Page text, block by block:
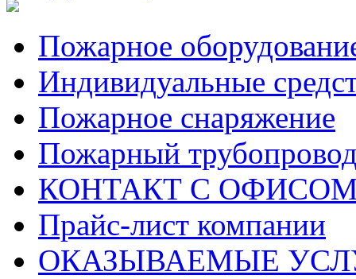
Пожарное
Индивидуальные
Пожарное снаряжение
Пожарный
КОНТАКТ С ОФИСОМ
Прайс-лист компании
ОКАЗЫВАЕМЫЕ